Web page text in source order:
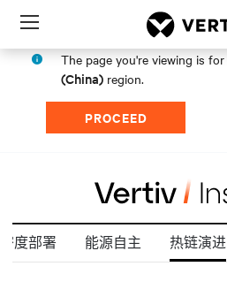
Menu
The page you're viewing is for
(China) region.
PROCEED
度部署 能源自主 热链演进